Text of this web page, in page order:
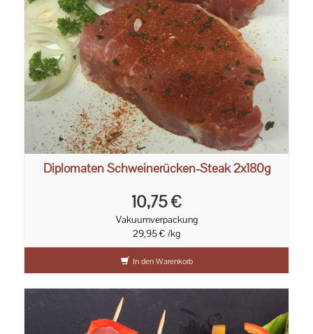
Diplomaten Schweinerücken-Steak 2x180g
10,75 €
Vakuumverpackung
29,95 € /kg
In den Warenkorb